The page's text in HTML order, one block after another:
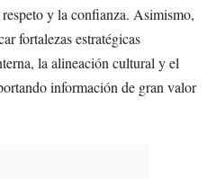
y la confianza. Asimismo,
fortalezas estratégicas
la alineación cultural y el
información de gran valor